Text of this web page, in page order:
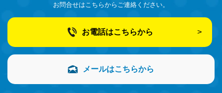
お問合せはこちらからご連絡ください。
お電話はこちらから
メールはこちらから